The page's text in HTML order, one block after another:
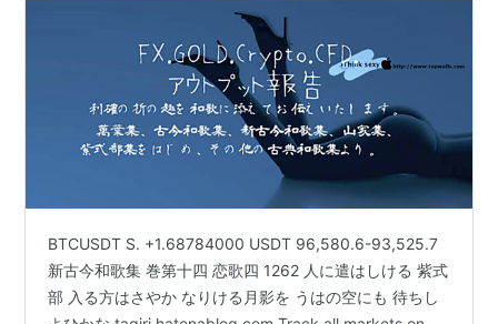
BTCUSDT S. +1.68784000 USDT 96,580.6-93,525.7
新古今和歌集 巻第十四 恋歌四 1262 人に遣はしける 紫式
部 入る方はさやか なりける月影を うはの空にも 待ちし